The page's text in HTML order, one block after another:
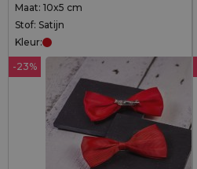
Maat: 10x5 cm
Stof: Satijn
Kleur:
-23%